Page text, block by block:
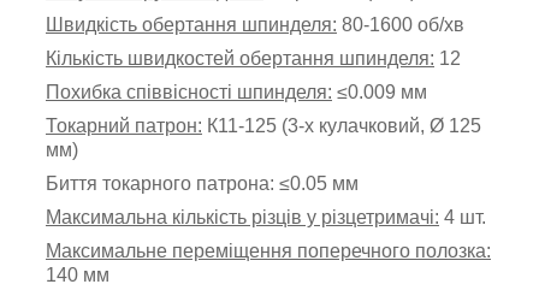
Швидкість обертання шпинделя: 80-1600 об/хв
Кількість швидкостей обертання шпинделя: 12
Похибка співвісності шпинделя: ≤0.009 мм
Токарний патрон: К11-125 (3-х кулачковий, Ø 125
мм)
Биття токарного патрона: ≤0.05 мм
Максимальна кількість різців у різцетримачі: 4 шт.
Максимальне переміщення поперечного полозка:
140 мм